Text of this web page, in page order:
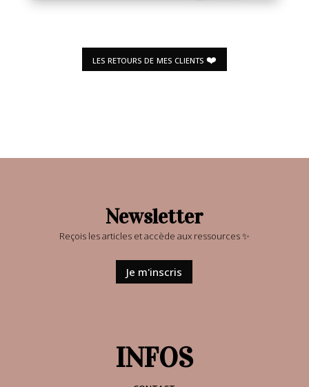
les retours de mes clients ❤️
Newsletter
Reçois les articles et accède aux ressources ✨
Je m'inscris
INFOS